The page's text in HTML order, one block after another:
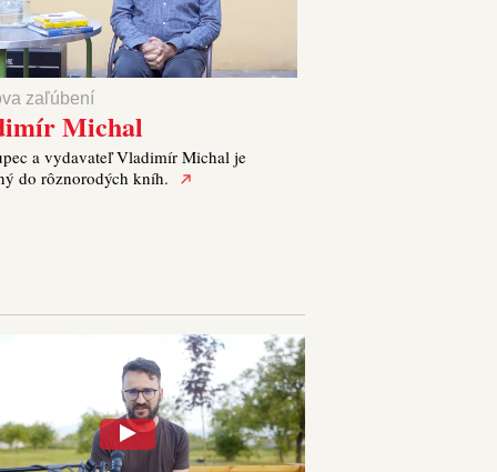
zaľúbení
Michal
a vydavateľ Vladimír Michal je
do rôznorodých kníh.